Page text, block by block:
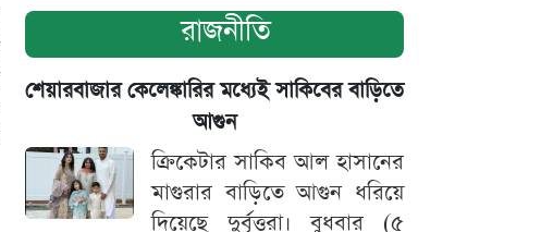
রাজনীতি
শেয়ারবাজার কেলেঙ্কারির মধ্যেই সাকিবের বাড়িতে
আগুন
ক্রিকেটার সাকিব আল হাসানের
মাগুরার বাড়িতে আগুন ধরিয়ে
দিয়েছে দুর্বৃত্তরা। বুধবার (৫